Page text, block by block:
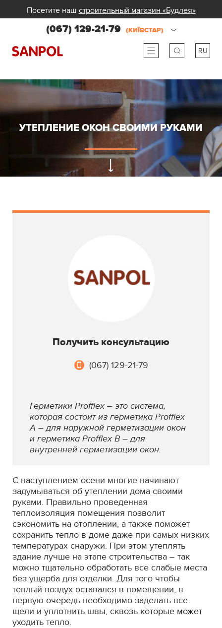
Посетите наш строительный магазин «Будлея»
(067) 129-21-79 (КИЇВСТАР)
RU
ua
УТЕПЛЕНИЕ ОКОН СВОИМИ РУКАМИ
Получить консультацию
(067) 129-21-79
Герметики Profflex – это система,
которая состоит из герметика Profflex
А – для наружной герметизации окон
и герметика Profflex В – для
внутренней герметизации окон.
С наступлением осени многие начинают
задумываться об утеплении дома своими
руками. Правильно проведенная
теплоизоляция помещения позволит
сэкономить на отоплении, а также поможет
сохранить тепло в доме даже при самых низких
температурах снаружи. При этом утеплять
здание лучше на этапе строительства – так
можно тщательно обработать все слабые места
без ущерба для отделки. Для того чтобы
теплый воздух оставался в помещении, в
первую очередь необходимо заделать все
щели и уплотнить швы, сквозь которые может
уходить тепло.